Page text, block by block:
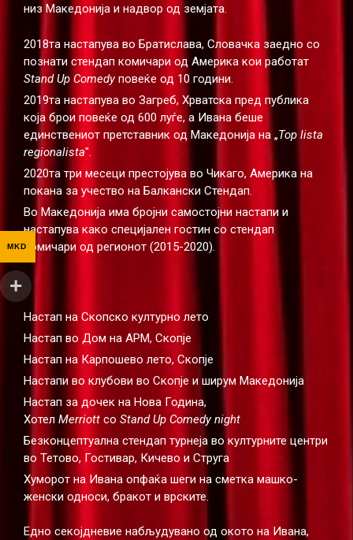
низ Македонија и надвор од земјата.
2018та настапува во Братислава, Словачка заедно со
познати стендап комичари од Америка кои работат
Stand Up Comedyповеќе од 10 години.
2019та настапува во Загреб, Хрватска пред публика
која брои повеќе од 600 луѓе, а Ивана беше
единствениот претставник од Македонија на „Top lista
regionalista".
2020та три месеци престојува во Чикаго, Америка на
покана за учество на Балкански Стендап.
Во Македонија има бројни самостојни настапи и
настапува како специјален гостин со стендап
комичари од регионот (2015-2020).
Настап на Скопско културно лето
Настап во Дом на АРМ, Скопје
Настап на Карпошево лето, Скопје
Настапи во клубови во Скопје и ширум Македонија
Настап за дочек на Нова Година,
Хотел Merriott со Stand Up Comedy night
Безконцептуална стендап турнеја во културните центри
во Тетово, Гостивар, Кичево и Струга
Хуморот на Ивана опфаќа шеги на сметка машко-
женски односи, бракот и врските.
Едно секојдневие набљудувано од окото на Ивана,
MKD